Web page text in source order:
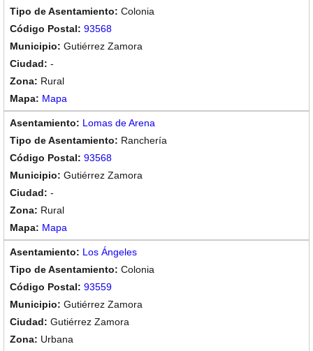
Colonia
93568
Gutiérrez Zamora
-
Rural
Mapa
Lomas de Arena
Ranchería
93568
Gutiérrez Zamora
-
Rural
Mapa
Los Ángeles
Colonia
93559
Gutiérrez Zamora
Gutiérrez Zamora
Urbana